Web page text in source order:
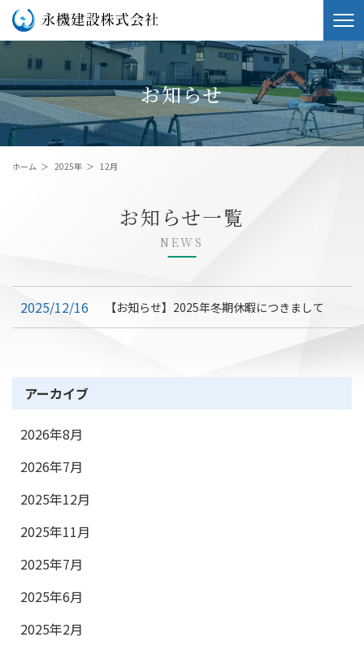
お知らせ
ホーム ＞ 2025年 ＞ 12月
お知らせ一覧
NEWS
2025/12/16 【お知らせ】2025年冬期休暇につきまして
アーカイブ
2026年8月
2026年7月
2025年12月
2025年11月
2025年7月
2025年6月
2025年2月